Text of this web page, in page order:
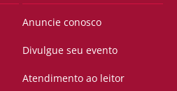
Anuncie conosco
Divulgue seu evento
Atendimento ao leitor